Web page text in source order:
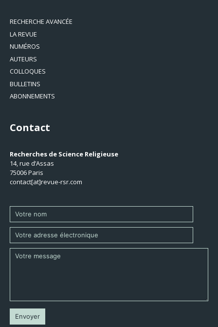
RECHERCHE AVANCÉE
LA REVUE
NUMÉROS
AUTEURS
COLLOQUES
BULLETINS
ABONNEMENTS
Contact
Recherches de Science Religieuse
14, rue d’Assas
75006 Paris
contact[at]revue-rsr.com